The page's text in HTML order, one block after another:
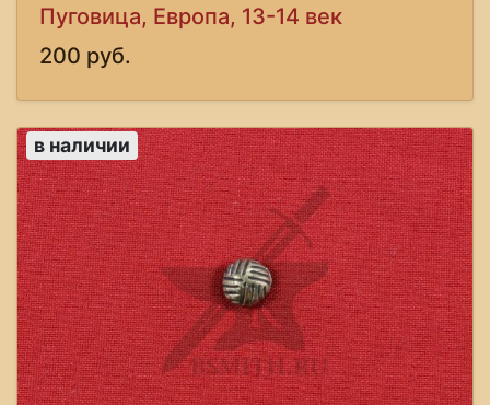
Пуговица, Европа, 13-14 век
200 руб.
в наличии